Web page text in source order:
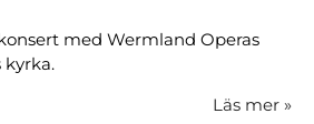
med Wermland Operas
kyrka.
Läs mer »